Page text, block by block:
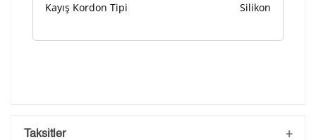
Kayış Kordon Tipi
Silikon
Taksitler